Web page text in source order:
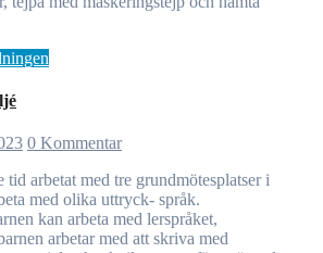
0 Kommentar
med olika uttryck- språk.
kan arbeta med lerspråket,
arbetar med att skriva med